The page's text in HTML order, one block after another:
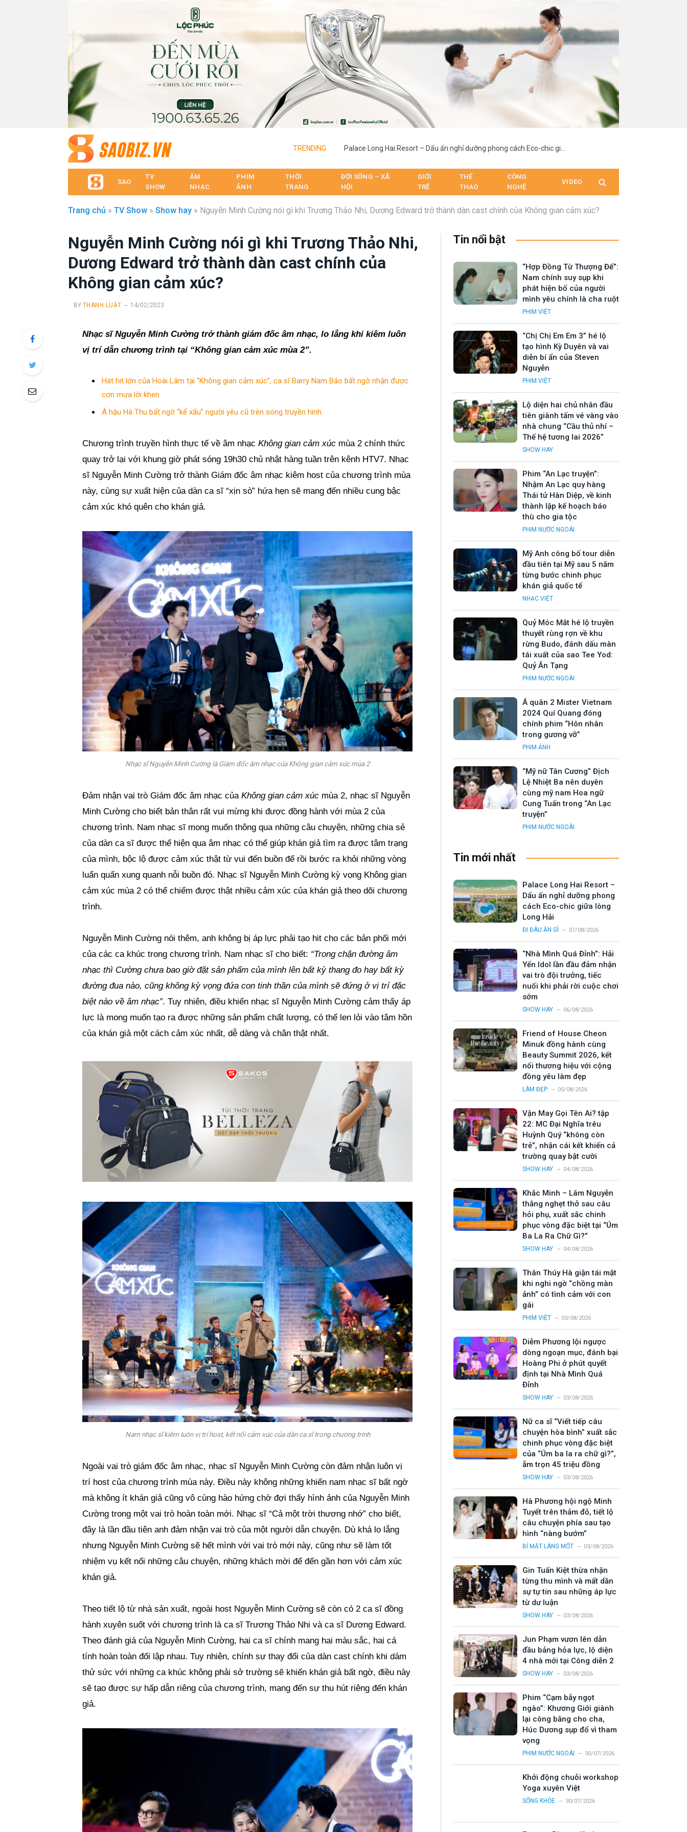
TRENDING
SAO
TV
SHOW
ÂM
NHẠC
PHIM
ẢNH
THỜI
TRANG
ĐỜI SỐNG – XÃ
HỘI
GIỚI
TRẺ
THỂ
THAO
CÔNG
NGHỆ
VIDEO
Trang chủ » TV Show » Show hay » Nguyễn Minh Cường nói gì khi Trương Thảo Nhi, Dương Edward trở thành dàn cast chính của Không gian cảm xúc?
Nguyễn Minh Cường nói gì khi Trương Thảo Nhi,
Dương Edward trở thành dàn cast chính của
Không gian cảm xúc?
BY THANH LUẬT 14/02/2023
Nhạc sĩ Nguyễn Minh Cường trở thành giám đốc âm nhạc, lo lắng khi kiêm luôn
vị trí dẫn chương trình tại “Không gian cảm xúc mùa 2”.
Hát hit lớn của Hoài Lâm tại "Không gian cảm xúc", ca sĩ Barry Nam Bảo bất ngờ nhận được
cơn mưa lời khen
Á hậu Hà Thu bất ngờ “kể xấu” người yêu cũ trên sóng truyền hình
Chương trình truyền hình thực tế về âm nhạc Không gian cảm xúcmùa 2 chính thức
quay trở lại với khung giờ phát sóng 19h30 chủ nhật hàng tuần trên kênh HTV7. Nhạc
sĩ Nguyễn Minh Cường trở thành Giám đốc âm nhạc kiêm host của chương trình mùa
này, cùng sự xuất hiện của dàn ca sĩ “xịn sò” hứa hẹn sẽ mang đến nhiều cung bậc
cảm xúc khó quên cho khán giả.
Nhạc sĩ Nguyễn Minh Cường là Giám đốc âm nhạc của Không gian cảm xúc mùa 2
Đảm nhận vai trò Giám đốc âm nhạc của Không gian cảm xúcmùa 2, nhạc sĩ Nguyễn
Minh Cường cho biết bản thân rất vui mừng khi được đồng hành với mùa 2 của
chương trình. Nam nhạc sĩ mong muốn thông qua những câu chuyện, những chia sẻ
của dàn ca sĩ được thể hiện qua âm nhạc có thể giúp khán giả tìm ra được tâm trạng
của mình, bộc lộ được cảm xúc thật từ vui đến buồn để rồi bước ra khỏi những vòng
luẩn quẩn xung quanh nỗi buồn đó. Nhạc sĩ Nguyễn Minh Cường kỳ vọng Không gian
cảm xúc mùa 2 có thể chiếm được thật nhiều cảm xúc của khán giả theo dõi chương
trình.
Nguyễn Minh Cường nói thêm, anh không bị áp lực phải tạo hit cho các bản phối mới
của các ca khúc trong chương trình. Nam nhạc sĩ cho biết: “Trong chặn đường âm
nhạc thì Cường chưa bao giờ đặt sản phẩm của mình lên bất kỳ thang đo hay bất kỳ
đường đua nào, cũng không kỳ vọng đứa con tinh thần của mình sẽ đứng ở vị trí đặc
biệt nào về âm nhạc”. Tuy nhiên, điều khiến nhạc sĩ Nguyễn Minh Cường cảm thấy áp
lực là mong muốn tạo ra được những sản phẩm chất lượng, có thể len lỏi vào tâm hồn
của khán giả một cách cảm xúc nhất, dễ dàng và chân thật nhất.
Nam nhạc sĩ kiêm luôn vị trí host, kết nối cảm xúc của dàn ca sĩ trong chương trình
Ngoài vai trò giám đốc âm nhạc, nhạc sĩ Nguyễn Minh Cường còn đảm nhận luôn vị
trí host của chương trình mùa này. Điều này không những khiến nam nhạc sĩ bất ngờ
mà không ít khán giả cũng vô cùng hào hứng chờ đợi thấy hình ảnh của Nguyễn Minh
Cường trong một vai trò hoàn toàn mới. Nhạc sĩ “Cả một trời thương nhớ” cho biết,
đây là lần đầu tiên anh đảm nhận vai trò của một người dẫn chuyện. Dù khá lo lắng
nhưng Nguyễn Minh Cường sẽ hết mình với vai trò mới này, cũng như sẽ làm tốt
nhiệm vụ kết nối những câu chuyện, những khách mời để đến gần hơn với cảm xúc
khán giả.
Theo tiết lộ từ nhà sản xuất, ngoài host Nguyễn Minh Cường sẽ còn có 2 ca sĩ đồng
hành xuyên suốt với chương trình là ca sĩ Trương Thảo Nhi và ca sĩ Dương Edward.
Theo đánh giá của Nguyễn Minh Cường, hai ca sĩ chính mang hai màu sắc, hai cá
tính hoàn toàn đối lập nhau. Tuy nhiên, chính sự thay đổi của dàn cast chính khi dám
thử sức với những ca khúc không phải sở trường sẽ khiến khán giả bất ngờ, điều này
sẽ tạo được sự hấp dẫn riêng của chương trình, mang đến sự thu hút riêng đến khán
giả.
Tin nổi bật
“Hợp Đồng Từ Thượng Đế”:
Nam chính suy sụp khi
phát hiện bố của người
mình yêu chính là cha ruột
PHIM VIỆT
“Chị Chị Em Em 3” hé lộ
tạo hình Kỳ Duyên và vai
diễn bí ẩn của Steven
Nguyễn
PHIM VIỆT
Lộ diện hai chủ nhân đầu
tiên giành tấm vé vàng vào
nhà chung “Cầu thủ nhí –
Thế hệ tương lai 2026”
SHOW HAY
Phim “An Lạc truyện”:
Nhậm An Lạc quy hàng
Thái tử Hàn Diệp, về kinh
thành lập kế hoạch báo
thù cho gia tộc
PHIM NƯỚC NGOÀI
Mỹ Anh công bố tour diễn
đầu tiên tại Mỹ sau 5 năm
từng bước chinh phục
khán giả quốc tế
NHẠC VIỆT
Quỷ Móc Mắt hé lộ truyền
thuyết rùng rợn về khu
rừng Budo, đánh dấu màn
tái xuất của sao Tee Yod:
Quỷ Ăn Tạng
PHIM NƯỚC NGOÀI
Á quân 2 Mister Vietnam
2024 Quí Quang đóng
chính phim “Hôn nhân
trong gương vỡ”
PHIM ẢNH
“Mỹ nữ Tân Cương” Địch
Lệ Nhiệt Ba nên duyên
cùng mỹ nam Hoa ngữ
Cung Tuấn trong “An Lạc
truyện”
PHIM NƯỚC NGOÀI
Tin mới nhất
Palace Long Hai Resort –
Dấu ấn nghỉ dưỡng phong
cách Eco-chic giữa lòng
Long Hải
ĐI ĐÂU ĂN GÌ 07/08/2026
“Nhà Mình Quá Đỉnh”: Hải
Yến Idol lần đầu đảm nhận
vai trò đội trưởng, tiếc
nuối khi phải rời cuộc chơi
sớm
SHOW HAY 06/08/2026
Friend of House Cheon
Minuk đồng hành cùng
Beauty Summit 2026, kết
nối thương hiệu với cộng
đồng yêu làm đẹp
LÀM ĐẸP 05/08/2026
Vận May Gọi Tên Ai? tập
22: MC Đại Nghĩa trêu
Huỳnh Quý “không còn
trẻ”, nhận cái kết khiến cả
trường quay bật cười
SHOW HAY 04/08/2026
Khắc Minh – Lâm Nguyễn
thắng nghẹt thở sau câu
hỏi phụ, xuất sắc chinh
phục vòng đặc biệt tại “Úm
Ba La Ra Chữ Gì?”
SHOW HAY 04/08/2026
Thân Thúy Hà giận tái mặt
khi nghi ngờ “chồng màn
ảnh” có tình cảm với con
gái
PHIM VIỆT 03/08/2026
Diễm Phương lội ngược
dòng ngoạn mục, đánh bại
Hoàng Phi ở phút quyết
định tại Nhà Mình Quá
Đỉnh
SHOW HAY 03/08/2026
Nữ ca sĩ “Viết tiếp câu
chuyện hòa bình” xuất sắc
chinh phục vòng đặc biệt
của “Úm ba la ra chữ gì?”,
ẵm trọn 45 triệu đồng
SHOW HAY 03/08/2026
Hà Phương hội ngộ Minh
Tuyết trên thảm đỏ, tiết lộ
câu chuyện phía sau tạo
hình “nàng bướm”
BÍ MẬT LÀNG MỐT 03/08/2026
Gin Tuấn Kiệt thừa nhận
từng thu mình và mất dần
sự tự tin sau những áp lực
từ dư luận
SHOW HAY 03/08/2026
Jun Phạm vươn lên dẫn
đầu bảng hỏa lực, lộ diện
4 nhà mới tại Công diễn 2
SHOW HAY 03/08/2026
Phim “Cạm bẫy ngọt
ngào”: Khương Giới giành
lại công bằng cho cha,
Húc Dương sụp đổ vì tham
vọng
PHIM NƯỚC NGOÀI 30/07/2026
Khởi động chuỗi workshop
Yoga xuyên Việt
SỐNG KHỎE 30/07/2026